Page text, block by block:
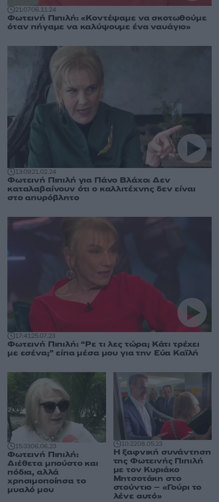
21:0706.11.24
Φωτεινή Πιπιλή: «Κοντέψαμε να σκοτωθούμε
όταν πήγαμε να καλύψουμε ένα ναυάγιο»
13:0921.02.24
Φωτεινή Πιπιλή για Πάνο Βλάχο: Δεν
καταλαβαίνουν ότι ο καλλιτέχνης δεν είναι
στο απυρόβλητο
17:4125.07.23
Φωτεινή Πιπιλή: “Ρε τι λες τώρα; Κάτι τρέχει
με εσένα;” είπα μέσα μου για την Εύα Καϊλή
15:3306.06.23
Φωτεινή Πιπιλή:
Διέθετα μπούστο και
πόδια, αλλά
χρησιμοποίησα το
μυαλό μου
10:2208.05.23
Η ξαφνική συνάντηση
της Φωτεινής Πιπιλή
με τον Κυριάκο
Μητσοτάκη στο
στούντιο – «Γούρι το
λένε αυτό»